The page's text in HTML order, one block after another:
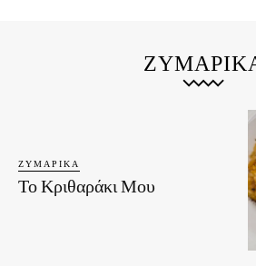
ΖΥΜΑΡΙΚΆ
Το Κριθαράκι Μου